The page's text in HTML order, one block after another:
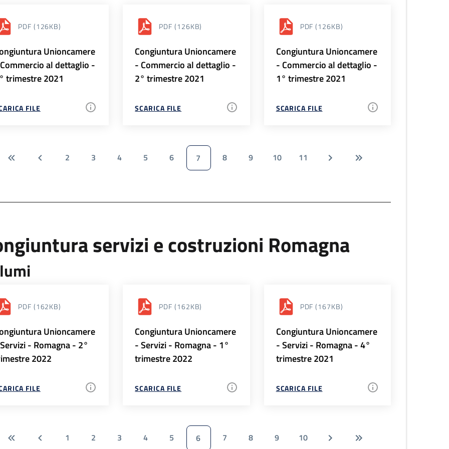
PDF (126KB)
Unioncamere
al dettaglio -
trimestre 2021
FILE
PDF (126KB)
Congiuntura Unioncamere
- Commercio al dettaglio -
2° trimestre 2021
SCARICA FILE
PDF (126KB)
Congiuntura Unioncamere
- Commercio al dettaglio -
1° trimestre 2021
SCARICA FILE
2 3 4 5 6 7 8 9 10 11
servizi e costruzioni Romagna
PDF (162KB)
Unioncamere
- Romagna - 2°
2022
FILE
PDF (162KB)
Congiuntura Unioncamere
- Servizi - Romagna - 1°
trimestre 2022
SCARICA FILE
PDF (167KB)
Congiuntura Unioncamere
- Servizi - Romagna - 4°
trimestre 2021
SCARICA FILE
1 2 3 4 5 6 7 8 9 10